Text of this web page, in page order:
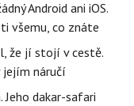
Android ani iOS.
všemu, co znáte
že jí stojí v cestě.
jejím náručí
dakar-safari